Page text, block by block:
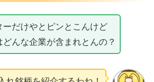
ーだけやとピンとこんけど
どんな企業が含まれとんの？